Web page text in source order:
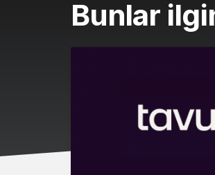
Bunlar